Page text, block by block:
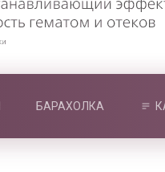
БАРАХОЛКА